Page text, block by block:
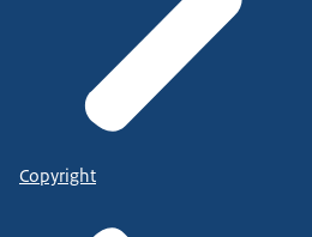
Copyright